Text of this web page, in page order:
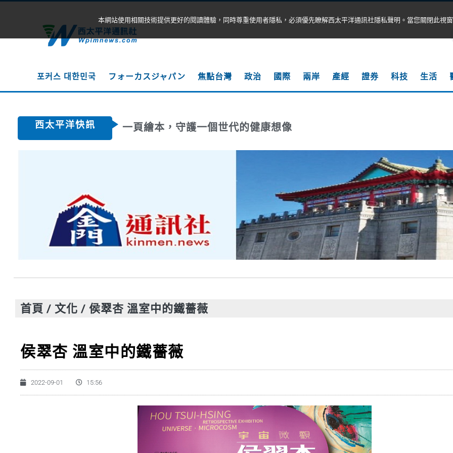
포커스 대한민국 フォーカスジャパン 焦點台灣 政治 國際 兩岸 產經 證券 科技 生活
西太平洋快訊 一頁繪本，守護一個世代的健康想像
首頁 / 文化 / 侯翠杏 溫室中的鐵薔薇
侯翠杏 溫室中的鐵薔薇
2022-09-01 15:56
本網站使用相關技術提供更好的閱讀體驗，同時尊重使用者隱私，必須優先瞭解西太平洋通訊社隱私聲明。當您關閉此視